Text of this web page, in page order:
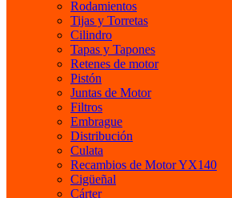
Rodamientos
Tijas y Torretas
Cilindro
Tapas y Tapones
Retenes de motor
Pistón
Juntas de Motor
Filtros
Embrague
Distribución
Culata
Recambios de Motor YX140
Cigüeñal
Cárter